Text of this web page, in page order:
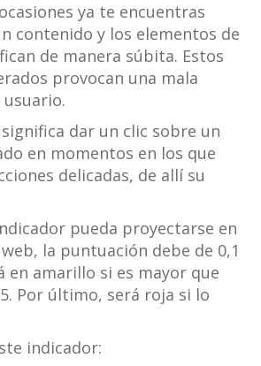
ya te encuentras
contenido y los elementos de
de manera súbita. Estos
provocan una mala
dar un clic sobre un
en momentos en los que
delicadas, de allí su
pueda proyectarse en
la puntuación debe de 0,1
en amarillo si es mayor que
Por último, será roja si lo
indicador: